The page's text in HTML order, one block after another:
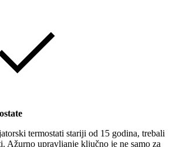
termostati stariji od 15 godina, trebali
Ažurno upravljanje ključno je ne samo za